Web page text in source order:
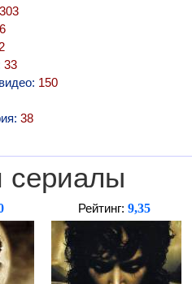
303
33
150
38
Рейтинг:9,35